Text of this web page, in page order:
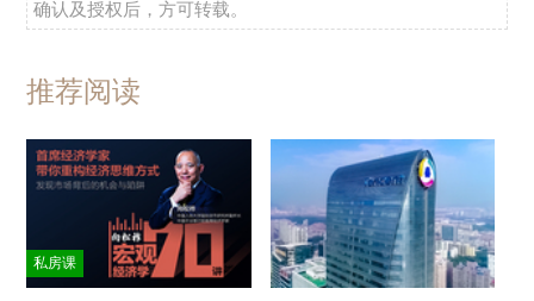
确认及授权后，方可转载。
推荐阅读
私房课